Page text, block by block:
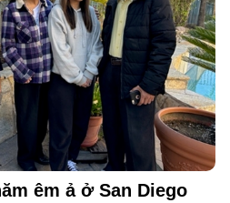
êm ả ở San Diego